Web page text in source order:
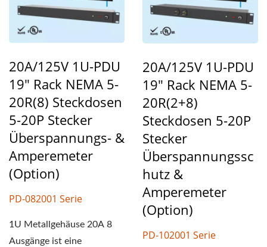
20A/125V 1U-PDU
19" Rack NEMA 5-
20R(8) Steckdosen
5-20P Stecker
Überspannungs- &
Amperemeter
(Option)
PD-082001 Serie
1U Metallgehäuse 20A 8
Ausgänge ist eine
20A/125V 1U-PDU
19" Rack NEMA 5-
20R(2+8)
Steckdosen 5-20P
Stecker
Überspannungssc
Hutz &
Amperemeter
(Option)
PD-102001 Serie